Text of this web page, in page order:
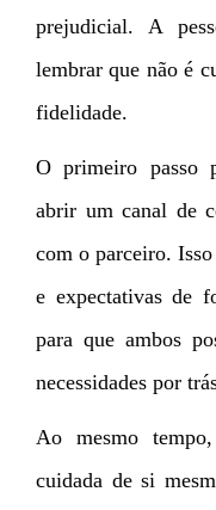
prejudicial. A
lembrar que não é
fidelidade.
O primeiro passo
abrir um canal de
com o parceiro.
e expectativas de
para que ambos
necessidades por
Ao mesmo
cuidada de si